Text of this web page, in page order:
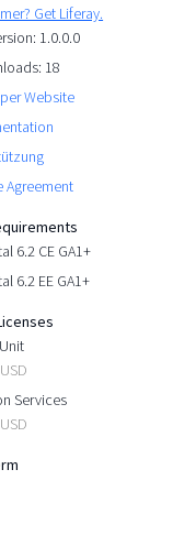
Get Liferay.
1.0.0.0
18
Website
Agreement
6.2 CE GA1+
6.2 EE GA1+
Services